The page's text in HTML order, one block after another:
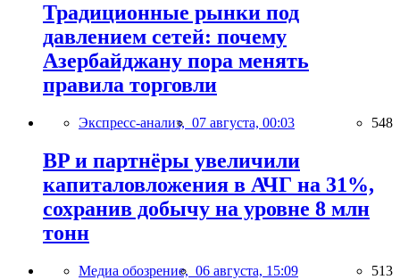
Традиционные рынки под
давлением сетей: почему
Азербайджану пора менять
правила торговли
Экспресс-анализ, 07 августа, 00:03 548
BP и партнёры увеличили
капиталовложения в АЧГ на 31%,
сохранив добычу на уровне 8 млн
тонн
Медиа обозрение, 06 августа, 15:09 513